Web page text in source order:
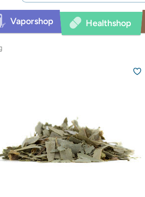
Vaporshop Healthshop